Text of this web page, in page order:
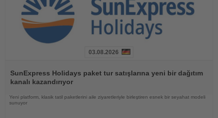
Oku
03.08.2026
SunExpress Holidays paket tur satışlarına yeni bir dağıtım
kanalı kazandırıyor
Yeni platform, klasik tatil paketlerini aile ziyaretleriyle birleştiren esnek bir seyahat modeli
sunuyor